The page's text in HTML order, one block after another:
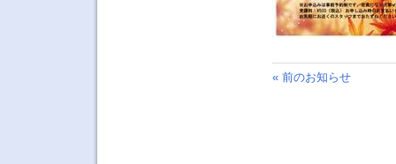
« 前のお知らせ